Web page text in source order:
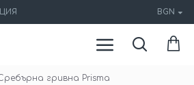
BGN
гривна Prisma